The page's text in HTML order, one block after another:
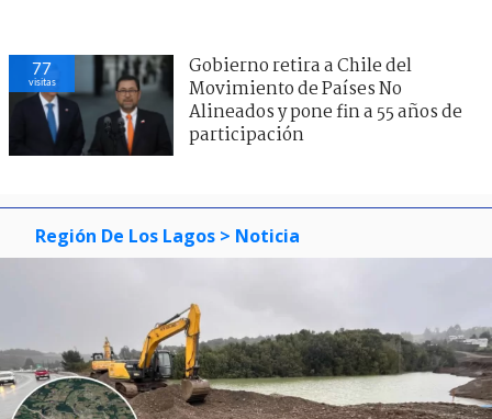
77
visitas
Gobierno retira a Chile del
Movimiento de Países No
Alineados y pone fin a 55 años de
participación
Región De Los Lagos > Noticia